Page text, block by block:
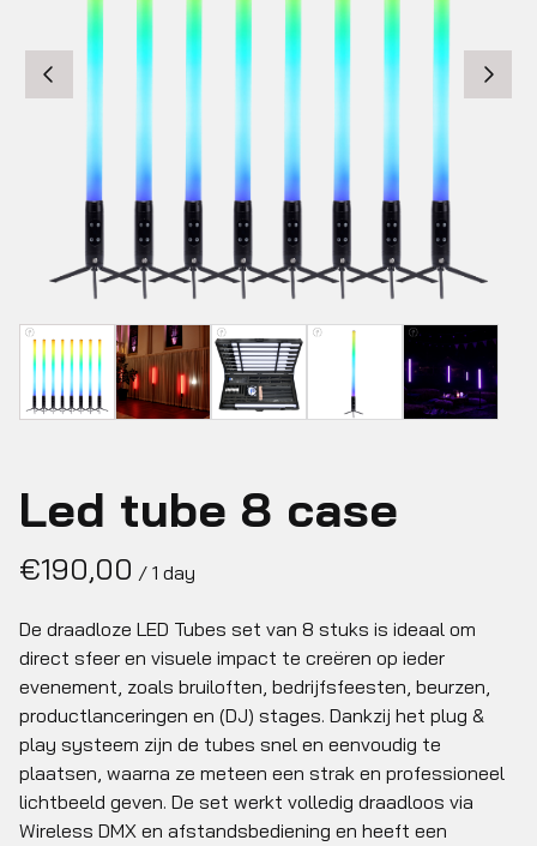
Contact
Led tube 8 case
/
De draadloze LED Tubes set van 8 stuks is ideaal om
direct sfeer en visuele impact te creëren op ieder
evenement, zoals bruiloften, bedrijfsfeesten, beurzen,
productlanceringen en (DJ) stages. Dankzij het plug &
play systeem zijn de tubes snel en eenvoudig te
plaatsen, waarna ze meteen een strak en professioneel
lichtbeeld geven. De set werkt volledig draadloos via
Wireless DMX en afstandsbediening en heeft een